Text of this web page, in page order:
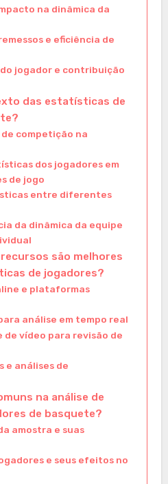
na dinâmica da
e eficiência de
jogador e contribuição
das estatísticas de
competição na
dos jogadores em
de jogo
entre diferentes
da dinâmica da equipe
são melhores
de jogadores?
e plataformas
análise em tempo real
vídeo para revisão de
e análises de
na análise de
de basquete?
amostra e suas
e seus efeitos no